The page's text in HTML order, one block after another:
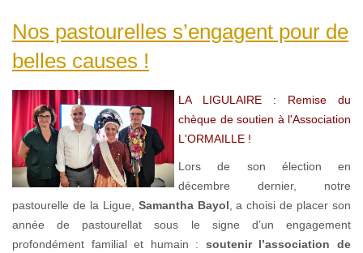
Nos pastourelles s’engagent pour de
belles causes !
LA LIGULAIRE : Remise du
chèque de soutien à l'Association
L'ORMAILLE !
Lors de son élection en
décembre dernier, notre
pastourelle de la Ligue, Samantha Bayol , a choisi de placer son
année de pastourellat sous le signe d’un engagement
profondément familial et humain : soutenir l’association de